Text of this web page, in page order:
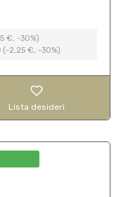
€, -30%)
(-2,25 €, -30%)
Lista desideri